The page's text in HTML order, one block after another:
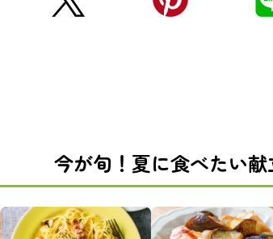
今が旬！夏に食べたい献